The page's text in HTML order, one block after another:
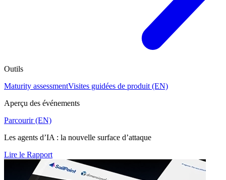
Outils
Maturity assessmentVisites guidées de produit (EN)
Aperçu des événements
Parcourir (EN)
Les agents d’IA : la nouvelle surface d’attaque
Lire le Rapport